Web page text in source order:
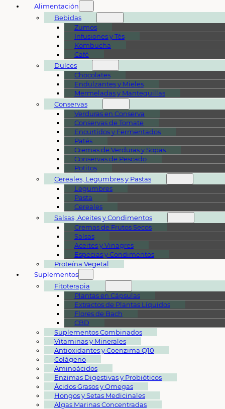
Alimentación
Bebidas
Zumos
Infusiones y Tés
Kombucha
Café
Dulces
Chocolates
Endulzantes y Mieles
Mermeladas y Mantequillas
Conservas
Verduras en Conserva
Conservas de Tomate
Encurtidos y Fermentados
Patés
Cremas de Verduras y Sopas
Conservas de Pescado
Potitos
Cereales, Legumbres y Pastas
Legumbres
Pasta
Cereales
Salsas, Aceites y Condimentos
Cremas de Frutos Secos
Salsas
Aceites y Vinagres
Especias y Condimentos
Proteína Vegetal
Suplementos
Fitoterapia
Plantas en Cápsulas
Extractos de Plantas Líquidos
Flores de Bach
CBD
Suplementos Combinados
Vitaminas y Minerales
Antioxidantes y Coenzima Q10
Colágeno
Aminoácidos
Enzimas Digestivas y Probióticos
Ácidos Grasos y Omegas
Hongos y Setas Medicinales
Algas Marinas Concentradas